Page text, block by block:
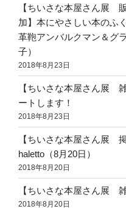
【ちいさな本屋さん展
加】本にやさしい本のふ
革鞄アンバルクマン＆グ
子）
2018年8月23日
【ちいさな本屋さん展
ートします！
2018年8月23日
【ちいさな本屋さん展
haletto（8月20日）
2018年8月20日
【ちいさな本屋さん展
2018年8月20日